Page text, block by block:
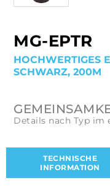
MG-EPTR
HOCHWERTIGES
SCHWARZ, 200M
Details nach Typ im
TECHNISCHE
INFORMATION